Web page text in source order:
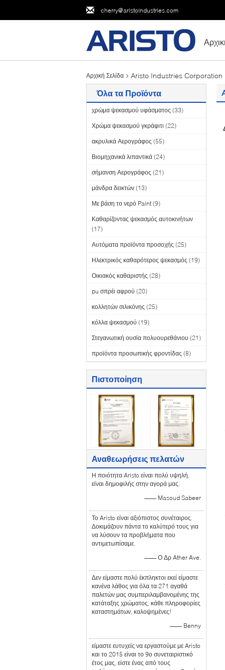
cherry@aristoindustries.com
Αρχική Σελίδα Aristo Industries Corporation
Όλα τα Προϊόντα
χρώμα ψεκασμού υφάσματος (33)
Χρώμα ψεκασμού γκράφιτι (22)
ακρυλικά Αερογράφος (55)
Βιομηχανικά λιπαντικά (24)
σήμανση Αερογράφος (21)
μάνδρα δεικτών (13)
Με βάση το νερό Paint (9)
Καθαρίζοντας ψεκασμός αυτοκινήτων
(17)
Αυτόματα προϊόντα προσοχής (25)
Ηλεκτρικός καθαρότερος ψεκασμός (19)
Οικιακός καθαριστής (28)
pu σπρέι αφρού (20)
κολλητών σιλικόνης (25)
κόλλα ψεκασμού (19)
Στεγανωτική ουσία πολυουρεθάνιου (21)
προϊόντα προσωπικής φροντίδας (8)
Πιστοποίηση
Αναθεωρήσεις πελατών
Η ποιότητα Aristo είναι πολύ υψηλή,
είναι δημοφιλής στην αγορά μας.
—— Masoud Sabeer
Το Aristo είναι αξιόπιστος συνέταιρος.
Δοκιμάζουν πάντα το καλύτερό τους για
να λύσουν τα προβλήματα που
αντιμετωπίσαμε.
—— Ο Δρ Ather Ave.
Δεν είμαστε πολύ έκπληκτοι εκεί είμαστε
κανένα λάθος για όλα τα 271 αγαθά
παλετών μας συμπεριλαμβανομένης της
κατάταξης χρώματος, κάθε πληροφορίες
καταστημάτων, καλοψημένες!
—— Benny
είμαστε ευτυχείς να εργαστούμε με Aristo
και το 2015 είναι το 9ο συνεταιριστικό
έτος μας, είστε ένας από τους